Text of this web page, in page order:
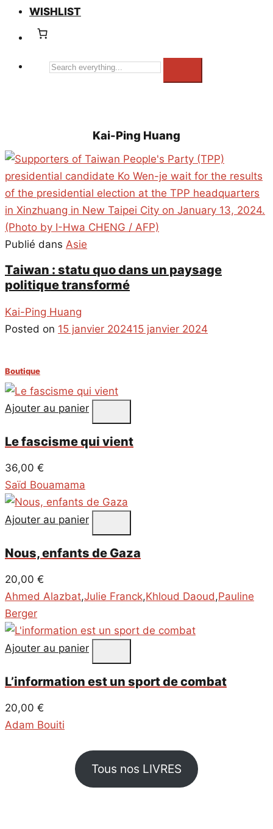
WISHLIST
Search
Kai-Ping Huang
Publié dans Asie
Taiwan : statu quo dans un paysage
politique transformé
Kai-Ping Huang
Posted on 15 janvier 202415 janvier 2024
Boutique
Ajouter au panier
Le fascisme qui vient
36,00 €
Saïd Bouamama
Ajouter au panier
Nous, enfants de Gaza
20,00 €
Ahmed Alazbat,Julie Franck,Khloud Daoud,Pauline
Berger
Ajouter au panier
L’information est un sport de combat
20,00 €
Adam Bouiti
Tous nos LIVRES